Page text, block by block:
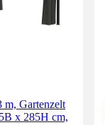
m, Gartenzelt
x 285H cm,